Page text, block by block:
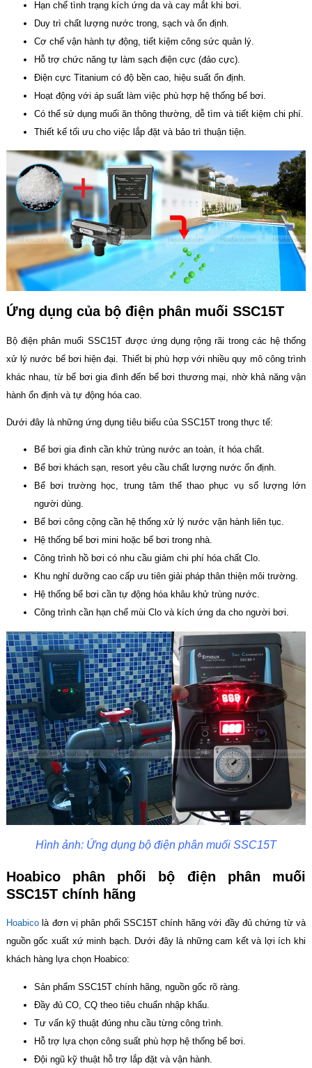
Hạn chế tình trạng kích ứng da và cay mắt khi bơi.
Duy trì chất lượng nước trong, sạch và ổn định.
Cơ chế vận hành tự động, tiết kiệm công sức quản lý.
Hỗ trợ chức năng tự làm sạch điện cực (đảo cực).
Điện cực Titanium có độ bền cao, hiệu suất ổn định.
Hoạt động với áp suất làm việc phù hợp hệ thống bể bơi.
Có thể sử dụng muối ăn thông thường, dễ tìm và tiết kiệm chi phí.
Thiết kế tối ưu cho việc lắp đặt và bảo trì thuận tiện.
Ứng dụng của bộ điện phân muối SSC15T
Bộ điện phân muối SSC15T được ứng dụng rộng rãi trong các hệ thống
xử lý nước bể bơi hiện đại. Thiết bị phù hợp với nhiều quy mô công trình
khác nhau, từ bể bơi gia đình đến bể bơi thương mại, nhờ khả năng vận
hành ổn định và tự động hóa cao.
Dưới đây là những ứng dụng tiêu biểu của SSC15T trong thực tế:
Bể bơi gia đình cần khử trùng nước an toàn, ít hóa chất.
Bể bơi khách sạn, resort yêu cầu chất lượng nước ổn định.
Bể bơi trường học, trung tâm thể thao phục vụ số lượng lớn
người dùng.
Bể bơi công cộng cần hệ thống xử lý nước vận hành liên tục.
Hệ thống bể bơi mini hoặc bể bơi trong nhà.
Công trình hồ bơi có nhu cầu giảm chi phí hóa chất Clo.
Khu nghỉ dưỡng cao cấp ưu tiên giải pháp thân thiện môi trường.
Hệ thống bể bơi cần tự động hóa khâu khử trùng nước.
Công trình cần hạn chế mùi Clo và kích ứng da cho người bơi.
Hình ảnh: Ứng dụng bộ điện phân muối SSC15T
Hoabico phân phối bộ điện phân muối
SSC15T chính hãng
Hoabicolà đơn vị phân phối SSC15T chính hãng với đầy đủ chứng từ và
nguồn gốc xuất xứ minh bạch. Dưới đây là những cam kết và lợi ích khi
khách hàng lựa chọn Hoabico:
Sản phẩm SSC15T chính hãng, nguồn gốc rõ ràng.
Đầy đủ CO, CQ theo tiêu chuẩn nhập khẩu.
Tư vấn kỹ thuật đúng nhu cầu từng công trình.
Hỗ trợ lựa chọn công suất phù hợp hệ thống bể bơi.
Đội ngũ kỹ thuật hỗ trợ lắp đặt và vận hành.